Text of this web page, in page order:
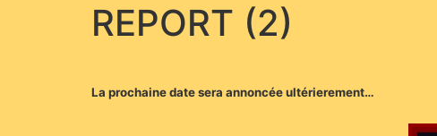
REPORT (2)
La prochaine date sera annoncée ultérierement…